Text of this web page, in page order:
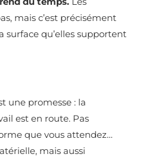
mais c’est précisément
surface qu’elles supportent
une promesse : la
est en route. Pas
que vous attendez…
mais aussi